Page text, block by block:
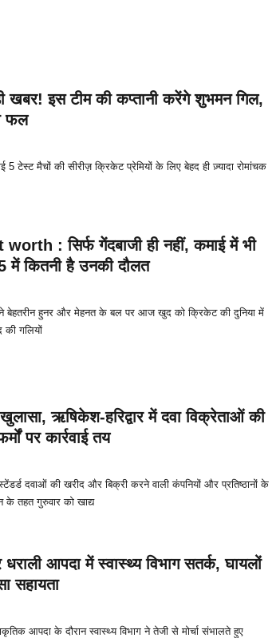
इस टीम की कप्तानी करेंगे शुभमन गिल,
फल
टेस्ट मैचों की सीरीज़ क्रिकेट प्रेमियों के लिए बेहद ही ज़्यादा रोमांचक
: सिर्फ गेंदबाजी ही नहीं, कमाई में भी
में कितनी है उनकी दौलत
बेहतरीन हुनर और मेहनत के बल पर आज खुद को क्रिकेट की दुनिया में
की गलियों
ऋषिकेश-हरिद्वार में दवा विक्रेताओं की
पर कार्रवाई तय
दवाओं की खरीद और बिक्री करने वाली कंपनियों और प्रतिष्ठानों के
के तहत गुरुवार को खाद्य
धराली आपदा में स्वास्थ्य विभाग सतर्क, घायलों
सहायता
आपदा के दौरान स्वास्थ्य विभाग ने तेजी से मोर्चा संभालते हुए